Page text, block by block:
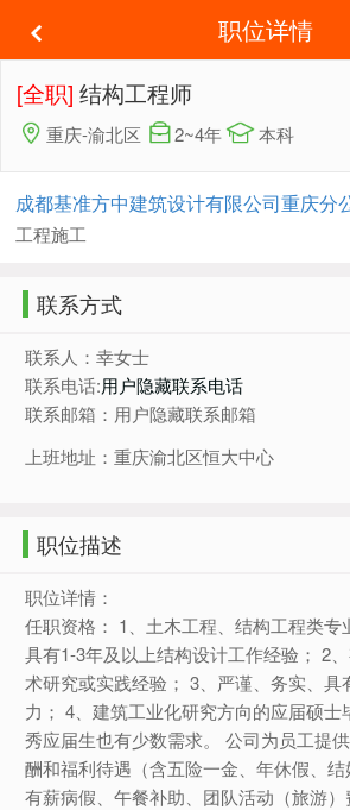
职位详情
[全职] 结构工程师
重庆-渝北区
2~4年 本科
成都基准方中建筑设计有限公司重庆分
工程施工
联系方式
联系人：幸女士
联系电话:用户隐藏联系电话
联系邮箱：用户隐藏联系邮箱
上班地址：重庆渝北区恒大中心
职位描述
职位详情：
任职资格： 1、土木工程、结构工程类专
具有1-3年及以上结构设计工作经验； 2
术研究或实践经验； 3、严谨、务实、具
力； 4、建筑工业化研究方向的应届硕士
秀应届生也有少数需求。 公司为员工提
酬和福利待遇（含五险一金、年休假、结
有薪病假、午餐补助、团队活动（旅游）